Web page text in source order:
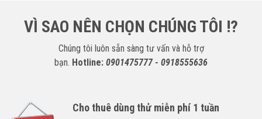
VÌ SAO NÊN CHỌN CHÚNG TÔI !?
Chúng tôi luôn sẵn sàng tư vấn và hỗ trợ
bạn. Hotline: 0901475777 - 0918555636
Cho thuê dùng thử miễn phí 1 tuần